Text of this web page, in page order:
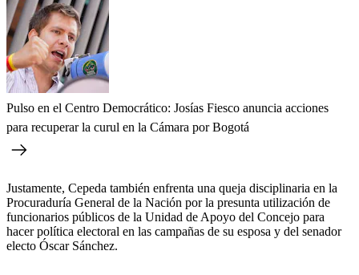
Pulso en el Centro Democrático: Josías Fiesco anuncia acciones
para recuperar la curul en la Cámara por Bogotá
Justamente, Cepeda también enfrenta una queja disciplinaria en la
Procuraduría General de la Nación por la presunta utilización de
funcionarios públicos de la Unidad de Apoyo del Concejo para
hacer política electoral en las campañas de su esposa y del senador
electo Óscar Sánchez.